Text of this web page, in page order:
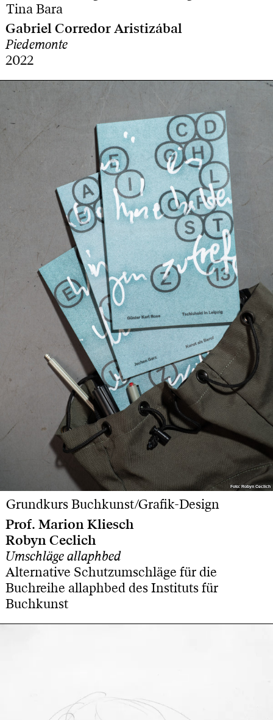
Tina Bara
Gabriel Corredor Aristizábal
Piedemonte
2022
Foto: Robyn Ceclich
Foto: Robyn Ceclich
Grundkurs Buchkunst/Grafik-Design
Prof. Marion Kliesch
Robyn Ceclich
Umschläge allaphbed
Alternative Schutzumschläge für die
Buchreihe allaphbed des Instituts für
Buchkunst